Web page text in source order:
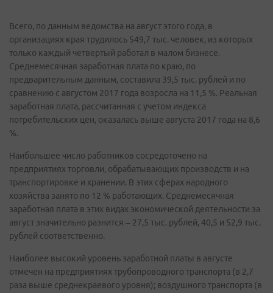
Всего, по данным ведомства на август этого года, в
организациях края трудилось 549,7 тыс. человек, из которых
только каждый четвертый работал в малом бизнесе.
Среднемесячная заработная плата по краю, по
предварительным данным, составила 39,5 тыс. рублей и по
сравнению с августом 2017 года возросла на 11,5 %. Реальная
заработная плата, рассчитанная с учетом индекса
потребительских цен, оказалась выше августа 2017 года на 8,6
%.
Наибольшее число работников сосредоточено на
предприятиях торговли, обрабатывающих производств и на
транспортировке и хранении. В этих сферах народного
хозяйства занято по 12 % работающих. Среднемесячная
заработная плата в этих видах экономической деятельности за
август значительно разнится – 27,5 тыс. рублей, 40,5 и 52,9 тыс.
рублей соответственно.
Наиболее высокий уровень заработной платы в августе
отмечен на предприятиях трубопроводного транспорта (в 2,7
раза выше среднекраевого уровня); воздушного транспорта (в